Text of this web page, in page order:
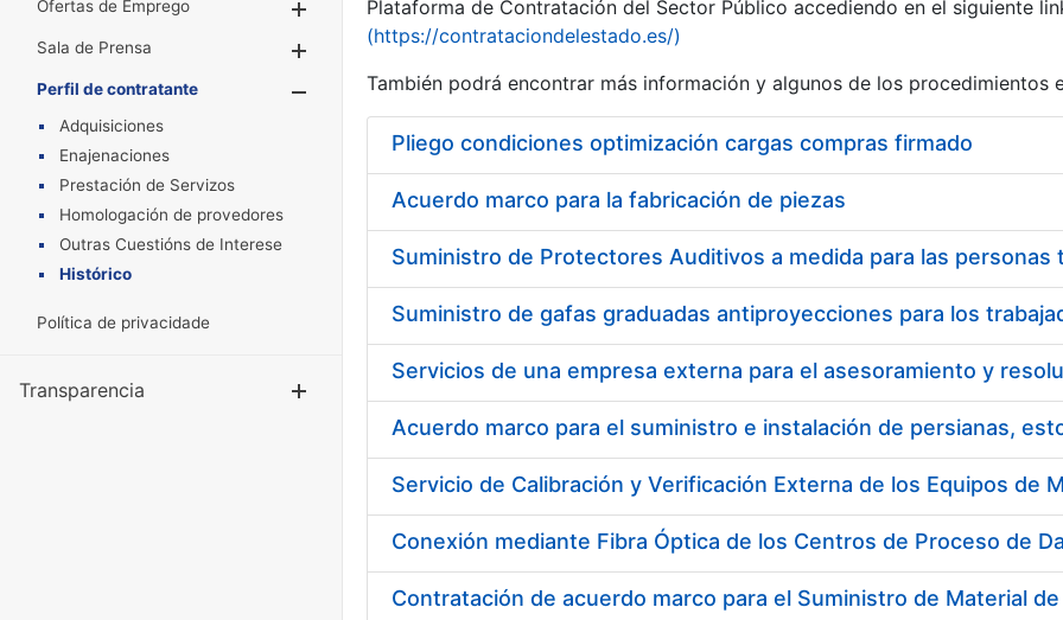
Ofertas de Emprego
Mostrar/Ocultar
Sala de Prensa
Mostrar/Ocultar
Perfil de contratante
Mostrar/Ocultar
Adquisiciones
Enajenaciones
Prestación de Servizos
Homologación de provedores
Outras Cuestións de Interese
Histórico
Política de privacidade
Transparencia
Plataforma de Contratación del Sector Público accediendo en el siguiente
(https://contrataciondelestado.es/)
También podrá encontrar más información y algunos de los procedimientos
Pliego condiciones optimización cargas compras firmado
Acuerdo marco para la fabricación de piezas
Acuerdo marco para el suministro e instalación de persianas,